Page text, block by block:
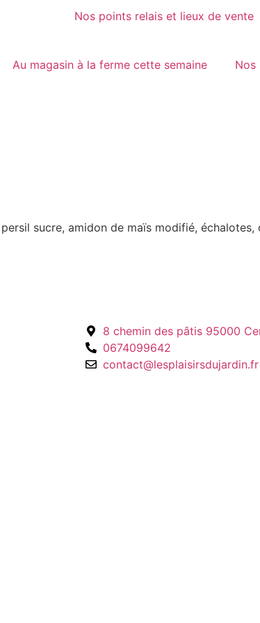
Nos points relais et lieux de vente
Au magasin à la ferme cette semaine Nos
sucre, amidon de maïs modifié, échalotes,
8 chemin des pâtis 95000
0674099642
contact@lesplaisirsdujardin.fr